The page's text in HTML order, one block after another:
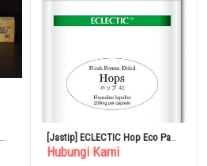
[Jastip] ECLECTIC Hop Eco Pack
45 Kapsul
Hubungi Kami